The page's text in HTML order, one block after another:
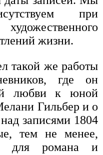
при
жизни.
такой же работы
где он
любви к юной
Гильбер и о
записями 1804
тем не менее,
для романа и